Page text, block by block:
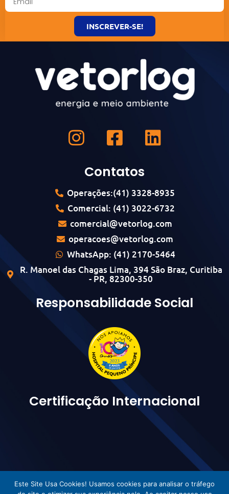
INSCREVER-SE!
Contatos
Operações:(41) 3328-8935
Comercial: (41) 3022-6732
comercial@vetorlog.com
operacoes@vetorlog.com
WhatsApp: (41) 2170-5464
R. Manoel das Chagas Lima, 394 São Braz, Curitiba
- PR, 82300-350
Responsabilidade Social
Certificação Internacional
Este Site Usa Cookies! Usamos cookies para analisar o tráfego